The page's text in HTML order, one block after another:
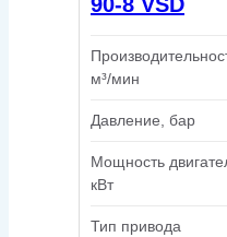
м³/мин
Давление, бар
Мощность
кВт
Тип привода